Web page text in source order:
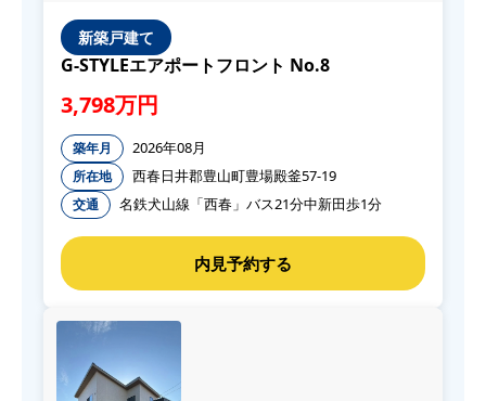
新築戸建て
G-STYLEエアポートフロント No.8
3,798万円
築年月 2026年08月
所在地 西春日井郡豊山町豊場殿釜57-19
交通 名鉄犬山線「西春」バス21分中新田歩1分